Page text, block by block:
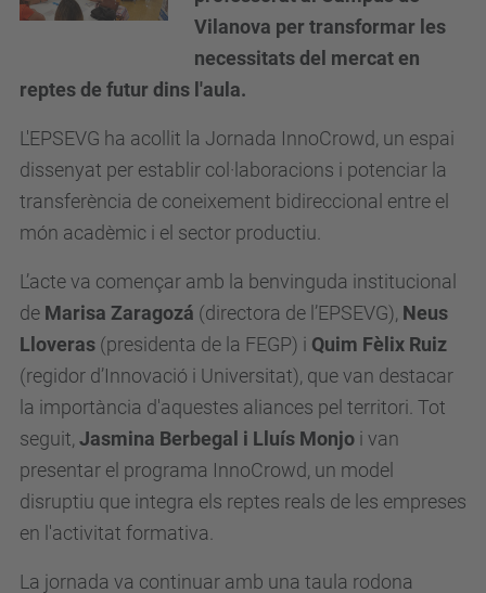
Vilanova per transformar les
necessitats del mercat en
reptes de futur dins l'aula.
L'EPSEVG ha acollit la Jornada InnoCrowd, un espai
dissenyat per establir col·laboracions i potenciar la
transferència de coneixement bidireccional entre el
món acadèmic i el sector productiu.
L’acte va començar amb la benvinguda institucional
de Marisa Zaragozá (directora de l’EPSEVG), Neus
Lloveras (presidenta de la FEGP) i Quim Fèlix Ruiz
(regidor d’Innovació i Universitat), que van destacar
la importància d'aquestes aliances pel territori. Tot
seguit, Jasmina Berbegal i Lluís Monjo i van
presentar el programa InnoCrowd, un model
disruptiu que integra els reptes reals de les empreses
en l'activitat formativa.
La jornada va continuar amb una taula rodona